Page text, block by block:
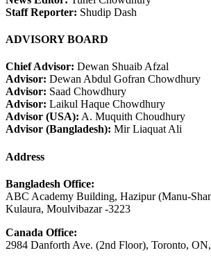
Staff Reporter: Shudip Dash
ADVISORY BOARD
Chief Advisor: Dewan Shuaib Afzal
Advisor: Dewan Abdul Gofran Chowdhury
Advisor: Saad Chowdhury
Advisor: Laikul Haque Chowdhury
Advisor (USA): A. Muquith Choudhury
Advisor (Bangladesh): Mir Liaquat Ali
Address
Bangladesh Office:
ABC Academy Building, Hazipur (Manu-
Kulaura, Moulvibazar -3223
Canada Office:
2984 Danforth Ave. (2nd Floor), Toronto,